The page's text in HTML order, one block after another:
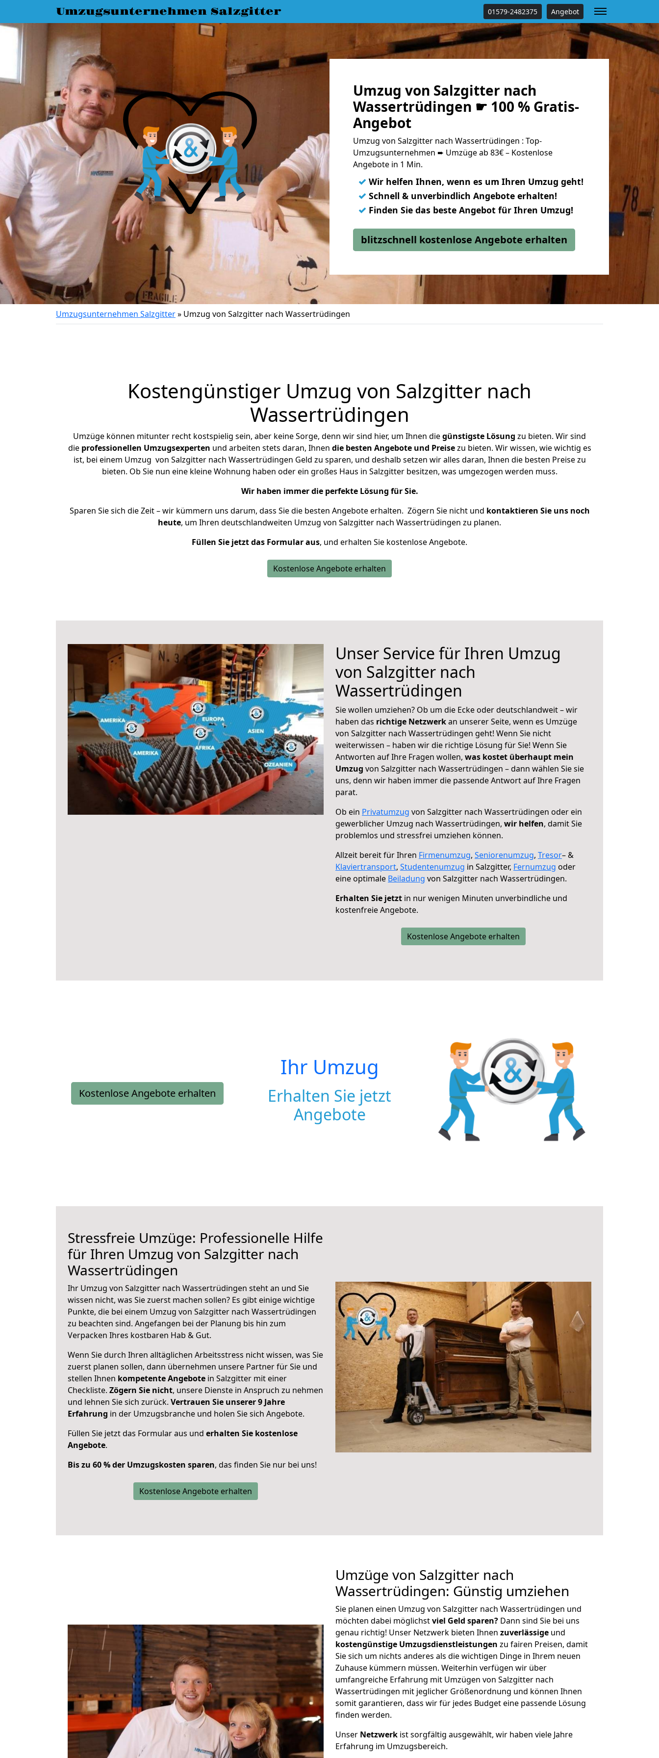
Umzugsunternehmen Salzgitter 01579-2482375 Angebot
Umzug von Salzgitter nach
Wassertrüdingen ☛ 100 % Gratis-
Angebot
Umzug von Salzgitter nach Wassertrüdingen : Top-
Umzugsunternehmen ➨ Umzüge ab 83€ – Kostenlose
Angebote in 1 Min.
✓ Wir helfen Ihnen, wenn es um Ihren Umzug geht!
✓ Schnell & unverbindlich Angebote erhalten!
✓ Finden Sie das beste Angebot für Ihren Umzug!
blitzschnell kostenlose Angebote erhalten
Umzugsunternehmen Salzgitter» Umzug von Salzgitter nach Wassertrüdingen
Kostengünstiger Umzug von Salzgitter nach
Wassertrüdingen
Umzüge können mitunter recht kostspielig sein, aber keine Sorge, denn wir sind hier, um Ihnen diegünstigste Lösung zu bieten. Wir sind
die professionellen Umzugsexperten und arbeiten stets daran, Ihnen die besten Angebote und Preisezu bieten. Wir wissen, wie wichtig es
ist, bei einem Umzug von Salzgitter nach Wassertrüdingen Geld zu sparen, und deshalb setzen wir alles daran, Ihnen die besten Preise zu
bieten. Ob Sie nun eine kleine Wohnung haben oder ein großes Haus in Salzgitter besitzen, was umgezogen werden muss.
Wir haben immer die perfekte Lösung für Sie.
Sparen Sie sich die Zeit – wir kümmern uns darum, dass Sie die besten Angebote erhalten. Zögern Sie nicht und kontaktieren Sie uns noch
heute, um Ihren deutschlandweiten Umzug von Salzgitter nach Wassertrüdingen zu planen.
Füllen Sie jetzt das Formular aus, und erhalten Sie kostenlose Angebote.
Kostenlose Angebote erhalten
Unser Service für Ihren Umzug
von Salzgitter nach
Wassertrüdingen
Sie wollen umziehen? Ob um die Ecke oder deutschlandweit – wir
haben das richtige Netzwerkan unserer Seite, wenn es Umzüge
von Salzgitter nach Wassertrüdingen geht! Wenn Sie nicht
weiterwissen – haben wir die richtige Lösung für Sie! Wenn Sie
Antworten auf Ihre Fragen wollen, was kostet überhaupt mein
Umzug von Salzgitter nach Wassertrüdingen – dann wählen Sie sie
uns, denn wir haben immer die passende Antwort auf Ihre Fragen
parat.
Ob ein Privatumzug von Salzgitter nach Wassertrüdingen oder ein
gewerblicher Umzug nach Wassertrüdingen, wir helfen, damit Sie
problemlos und stressfrei umziehen können.
Allzeit bereit für Ihren Firmenumzug, Seniorenumzug, Tresor– &
Klaviertransport, Studentenumzug in Salzgitter, Fernumzug oder
eine optimale Beiladung von Salzgitter nach Wassertrüdingen.
Erhalten Sie jetzt in nur wenigen Minuten unverbindliche und
kostenfreie Angebote.
Kostenlose Angebote erhalten
Kostenlose Angebote erhalten
Ihr Umzug
Erhalten Sie jetzt
Angebote
Stressfreie Umzüge: Professionelle Hilfe
für Ihren Umzug von Salzgitter nach
Wassertrüdingen
Ihr Umzug von Salzgitter nach Wassertrüdingen steht an und Sie
wissen nicht, was Sie zuerst machen sollen? Es gibt einige wichtige
Punkte, die bei einem Umzug von Salzgitter nach Wassertrüdingen
zu beachten sind. Angefangen bei der Planung bis hin zum
Verpacken Ihres kostbaren Hab & Gut.
Wenn Sie durch Ihren alltäglichen Arbeitsstress nicht wissen, was Sie
zuerst planen sollen, dann übernehmen unsere Partner für Sie und
stellen Ihnen kompetente Angebote in Salzgitter mit einer
Checkliste. Zögern Sie nicht, unsere Dienste in Anspruch zu nehmen
und lehnen Sie sich zurück. Vertrauen Sie unserer 9 Jahre
Erfahrung in der Umzugsbranche und holen Sie sich Angebote.
Füllen Sie jetzt das Formular aus und erhalten Sie kostenlose
Angebote.
Bis zu 60 % der Umzugskosten sparen, das finden Sie nur bei uns!
Kostenlose Angebote erhalten
Umzüge von Salzgitter nach
Wassertrüdingen: Günstig umziehen
Sie planen einen Umzug von Salzgitter nach Wassertrüdingen und
möchten dabei möglichstviel Geld sparen? Dann sind Sie bei uns
genau richtig! Unser Netzwerk bieten Ihnen zuverlässige und
kostengünstige Umzugsdienstleistungen zu fairen Preisen, damit
Sie sich um nichts anderes als die wichtigen Dinge in Ihrem neuen
Zuhause kümmern müssen. Weiterhin verfügen wir über
umfangreiche Erfahrung mit Umzügen von Salzgitter nach
Wassertrüdingen mit jeglicher Größenordnung und können Ihnen
somit garantieren, dass wir für jedes Budget eine passende Lösung
finden werden.
Unser Netzwerk ist sorgfältig ausgewählt, wir haben viele Jahre
Erfahrung im Umzugsbereich.